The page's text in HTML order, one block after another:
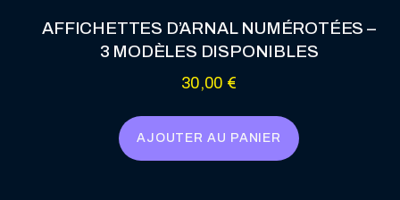
AFFICHETTES D’ARNAL NUMÉROTÉES –
3 MODÈLES DISPONIBLES
30,00 €
AJOUTER AU PANIER